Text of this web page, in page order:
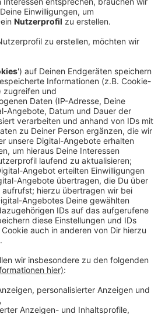
den fiesen, langen Brennhaaren,
und Atemnot auslösen. Die
hat für die Eichen auf ihrem
bestellt, die Andreas Hill
Warendorf erfunden hat.
sollen den
eindämmen. Seit gut fünf
Schafzüchter diese
Wandersperren jetzt und die
Sperren ist enorm: "Da ist sogar
auf uns aufmerksam
uns jetzt erforschen, warum die
in der Schafwolle sterben.
Aufträge aus Frankreich,
Italien. Wir sind überglücklich,
bestellen, daran interessiert sind,
und sie zu retten." Der
breitet sich immer mehr aus
der Städte und Gemeinden die
gegen sie giftige Substanzen